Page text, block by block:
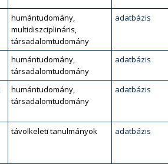
humántudomány,
multidiszciplináris,
társadalomtudomány
adatbázis
humántudomány,
társadalomtudomány
adatbázis
humántudomány,
társadalomtudomány
adatbázis
távolkeleti tanulmányok adatbázis